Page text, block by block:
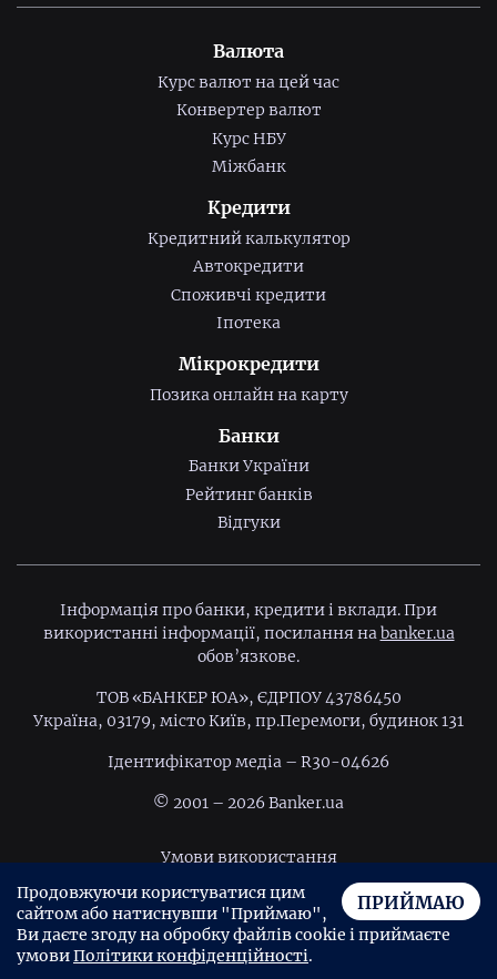
Валюта
Курс валют на цей час
Конвертер валют
Курс НБУ
Міжбанк
Кредити
Кредитний калькулятор
Автокредити
Споживчі кредити
Іпотека
Мікрокредити
Позика онлайн на карту
Банки
Банки України
Рейтинг банків
Відгуки
Інформація про банки, кредити і вклади. При
використанні інформації, посилання наbanker.ua
обов’язкове.
ТОВ «БАНКЕР ЮА», ЄДРПОУ 43786450
Україна, 03179, місто Київ, пр.Перемоги, будинок 131
Ідентифiкатор медiа – R30-04626
© 2001 – 2026 Banker.ua
Умови використання
Політика конфіденційності
Угода користувача
ПРИЙМАЮ
Продовжуючи користуватися цим
сайтом або натиснувши "Приймаю",
Ви даєте згоду на обробку файлів cookie і приймаєте
умовиПолітики конфіденційності.